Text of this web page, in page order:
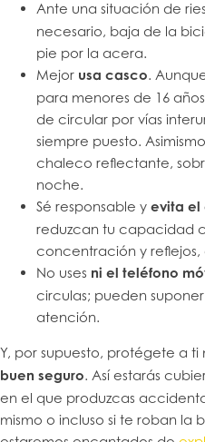
Ante una situación de
necesario, baja de la
pie por la acera.
Mejor usa casco.
para menores de 16
de circular por vías
siempre puesto.
chaleco reflectante,
noche.
Sé responsable y evita el
reduzcan tu capacidad
concentración y
No uses ni el teléfono
circulas; pueden
atención.
Y, por supuesto, protégete a
buen seguro. Así estarás
en el que produzcas
mismo o incluso si te roban la